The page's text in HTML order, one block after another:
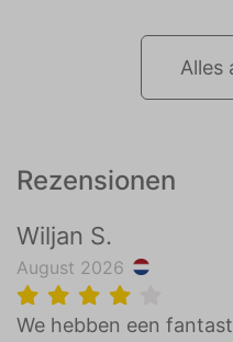
Alles
Rezensionen
Wiljan S.
August 2026
We hebben een